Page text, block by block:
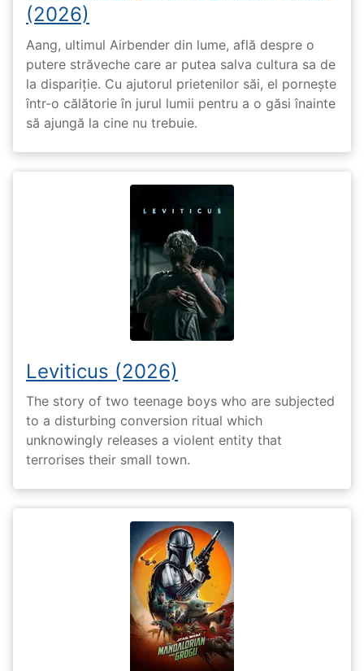
(2026)
Aang, ultimul Airbender din lume, află despre o
putere străveche care ar putea salva cultura sa de
la dispariție. Cu ajutorul prietenilor săi, el pornește
într-o călătorie în jurul lumii pentru a o găsi înainte
să ajungă la cine nu trebuie.
Leviticus (2026)
The story of two teenage boys who are subjected
to a disturbing conversion ritual which
unknowingly releases a violent entity that
terrorises their small town.